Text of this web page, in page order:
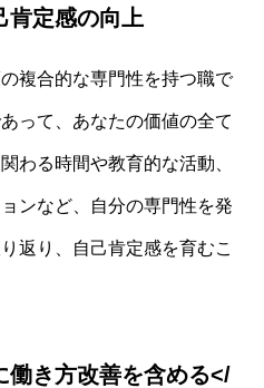
肯定感の向上
複合的な専門性を持つ職で
って、あなたの価値の全て
わる時間や教育的な活動、
ンなど、自分の専門性を発
返り、自己肯定感を育むこ
働き方改善を含める</